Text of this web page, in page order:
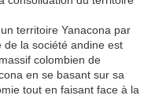
territoire Yanacona par
de la société andine est
colombien de
en se basant sur sa
tout en faisant face à la